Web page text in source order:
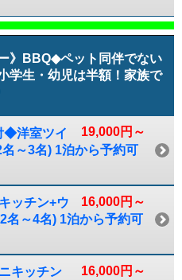
》BBQ◆ペット同伴でない
学生・幼児は半額！家族で
19,000円～
◆洋室ツイ
～3名) 1泊から予約可
16,000円～
ッチン+ウ
名～4名) 1泊から予約可
16,000円～
キッチン